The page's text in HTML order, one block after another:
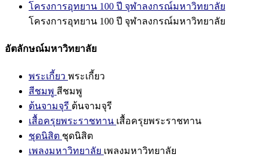
โครงการอุทยาน 100 ปี จุฬาลงกรณ์มหาวิทยาลัย
โครงการอุทยาน 100 ปี จุฬาลงกรณ์มหาวิทยาลัย
อัตลักษณ์มหาวิทยาลัย
พระเกี้ยว พระเกี้ยว
สีชมพู สีชมพู
ต้นจามจุรี ต้นจามจุรี
เสื้อครุยพระราชทาน เสื้อครุยพระราชทาน
ชุดนิสิต ชุดนิสิต
เพลงมหาวิทยาลัย เพลงมหาวิทยาลัย